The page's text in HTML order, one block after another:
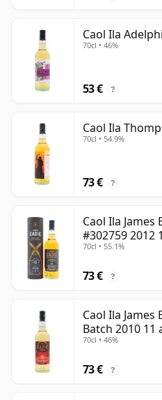
Caol Ila
70cl • 46%
53 € ?
Caol Ila
70cl • 54.9%
73 € ?
Caol Ila James
#302759 2012
70cl • 55.1%
73 € ?
Caol Ila James
Batch 2010 11
70cl • 46%
73 € ?